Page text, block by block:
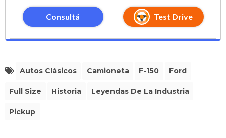
Consultá Test Drive
Autos Clásicos Camioneta F-150 Ford
Full Size Historia Leyendas De La Industria
Pickup